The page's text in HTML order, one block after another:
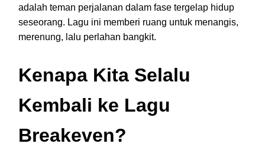
adalah teman perjalanan dalam fase tergelap hidup
seseorang. Lagu ini memberi ruang untuk menangis,
merenung, lalu perlahan bangkit.
Kenapa Kita Selalu
Kembali ke Lagu
Breakeven?